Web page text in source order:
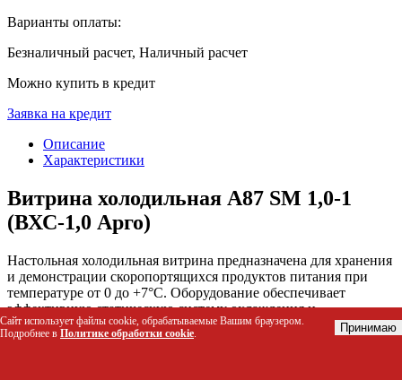
Варианты оплаты:
Безналичный расчет, Наличный расчет
Можно купить в кредит
Заявка на кредит
Описание
Характеристики
Витрина холодильная A87 SM 1,0-1
(ВХС-1,0 Арго)
Настольная холодильная витрина предназначена для хранения
и демонстрации скоропортящихся продуктов питания при
температуре от 0 до +7°C. Оборудование обеспечивает
эффективную статическую систему охлаждения и
привлекательный внешний вид товара благодаря LED-
подсветке и гнутому стеклу, решая задачу компактного
Сайт использует файлы cookie, обрабатываемые Вашим браузером.
Подробнее в Политике обработки cookie. Принимаю